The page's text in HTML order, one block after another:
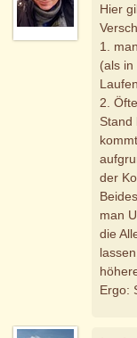
Hier
1.
(als in
2.
Stand
der
man
die
Ergo: